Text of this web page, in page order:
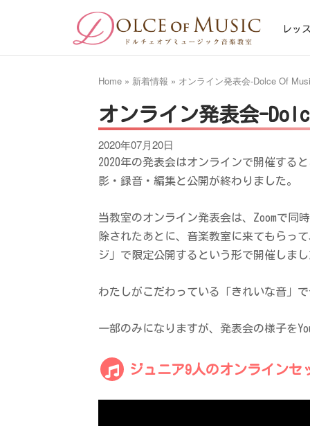
Home
レッ
Home » 新着情報 » オンライン発表会-Dolce Of
オンライン発表会-
2020年07月20日
2020年の発表会はオンラインで開催する
影・録音・編集と公開が終わりました。
当教室のオンライン発表会は、Zoomで同
除されたあとに、音楽教室に来てもらっ
ジ」で限定公開するという形で開催しま
わたしがこだわっている「きれいな音」
一部のみになりますが、発表会の様子を
ジュニア9人のオンラインセ